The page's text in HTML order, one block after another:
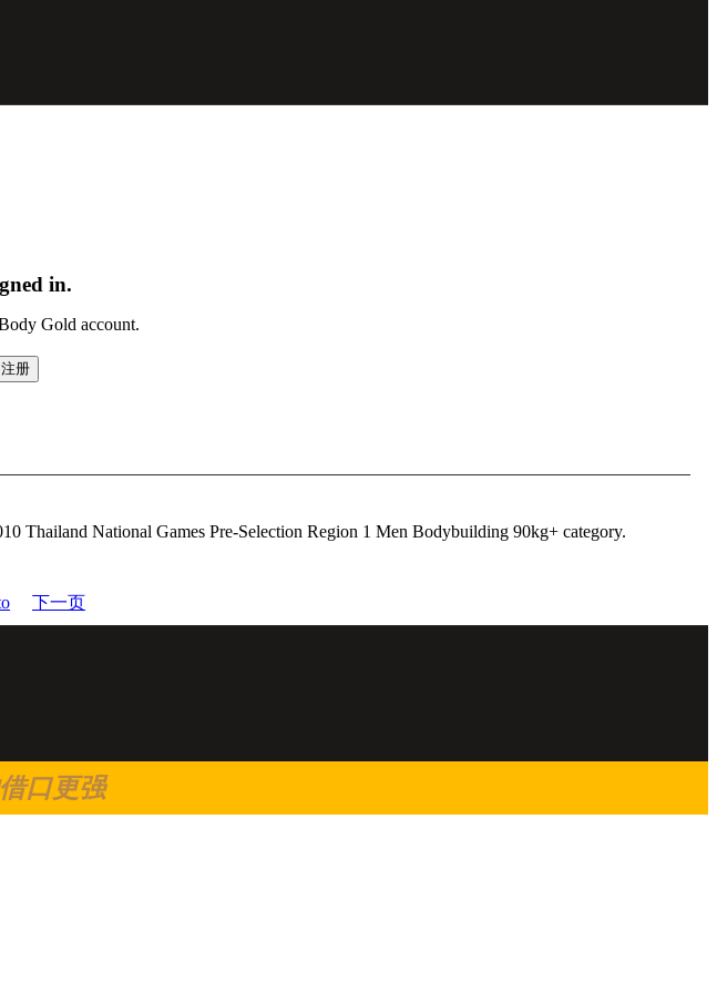
in.
Gold account.
Thailand National Games Pre-Selection Region 1 Men Bodybuilding 90kg+ category.
下一页
口更强